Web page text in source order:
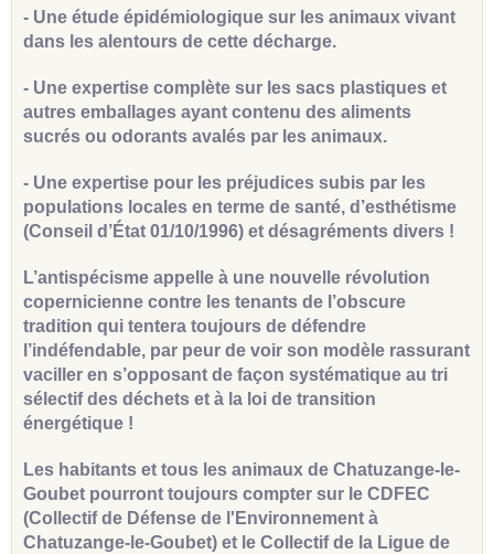
- Une étude épidémiologique sur les animaux vivant
dans les alentours de cette décharge.
- Une expertise complète sur les sacs plastiques et
autres emballages ayant contenu des aliments
sucrés ou odorants avalés par les animaux.
- Une expertise pour les préjudices subis par les
populations locales en terme de santé, d’esthétisme
(Conseil d’État 01/10/1996) et désagréments divers !
L’antispécisme appelle à une nouvelle révolution
copernicienne contre les tenants de l’obscure
tradition qui tentera toujours de défendre
l’indéfendable, par peur de voir son modèle rassurant
vaciller en s’opposant de façon systématique au tri
sélectif des déchets et à la loi de transition
énergétique !
Les habitants et tous les animaux de Chatuzange-le-
Goubet pourront toujours compter sur le CDFEC
(Collectif de Défense de l'Environnement à
Chatuzange-le-Goubet) et le Collectif de la Ligue de